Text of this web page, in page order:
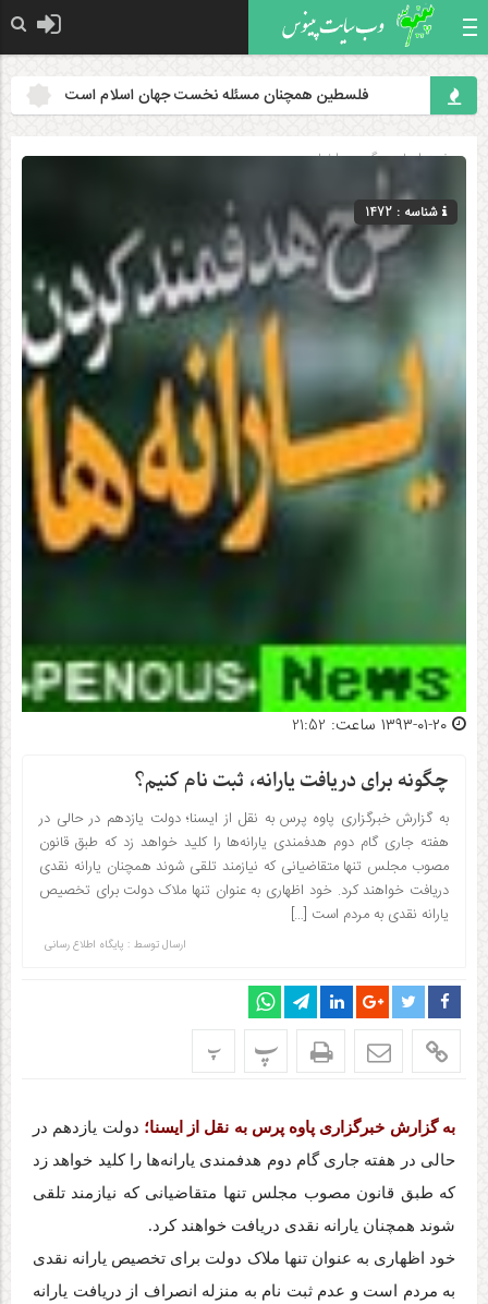
فلسطین همچنان مسئله نخست جهان اسلام است هدف
صفحه اصلی» گروه »اخبار
شناسه : 1472
چگونه برای دریافت یارانه، ثبت نام کنیم؟
به گزارش خبرگزاری پاوه پرس به نقل از ایسنا؛ دولت یازدهم در حالی در
هفته جاری گام دوم هدفمندی یارانه‌ها را کلید خواهد زد که طبق قانون
مصوب مجلس تنها متقاضیانی که نیازمند تلقی شوند همچنان یارانه نقدی
دریافت خواهند کرد. خود اظهاری به عنوان تنها ملاک دولت برای تخصیص
یارانه نقدی به مردم است […]
ارسال توسط : پایگاه اطلاع رسانی
پ پ
به گزارش خبرگزاری پاوه پرس به نقل از ایسنا؛ دولت یازدهم در
حالی در هفته جاری گام دوم هدفمندی یارانه‌ها را کلید خواهد زد
که طبق قانون مصوب مجلس تنها متقاضیانی که نیازمند تلقی
شوند همچنان یارانه نقدی دریافت خواهند کرد.
خود اظهاری به عنوان تنها ملاک دولت برای تخصیص یارانه نقدی
به مردم است و عدم ثبت نام به منزله انصراف از دریافت یارانه